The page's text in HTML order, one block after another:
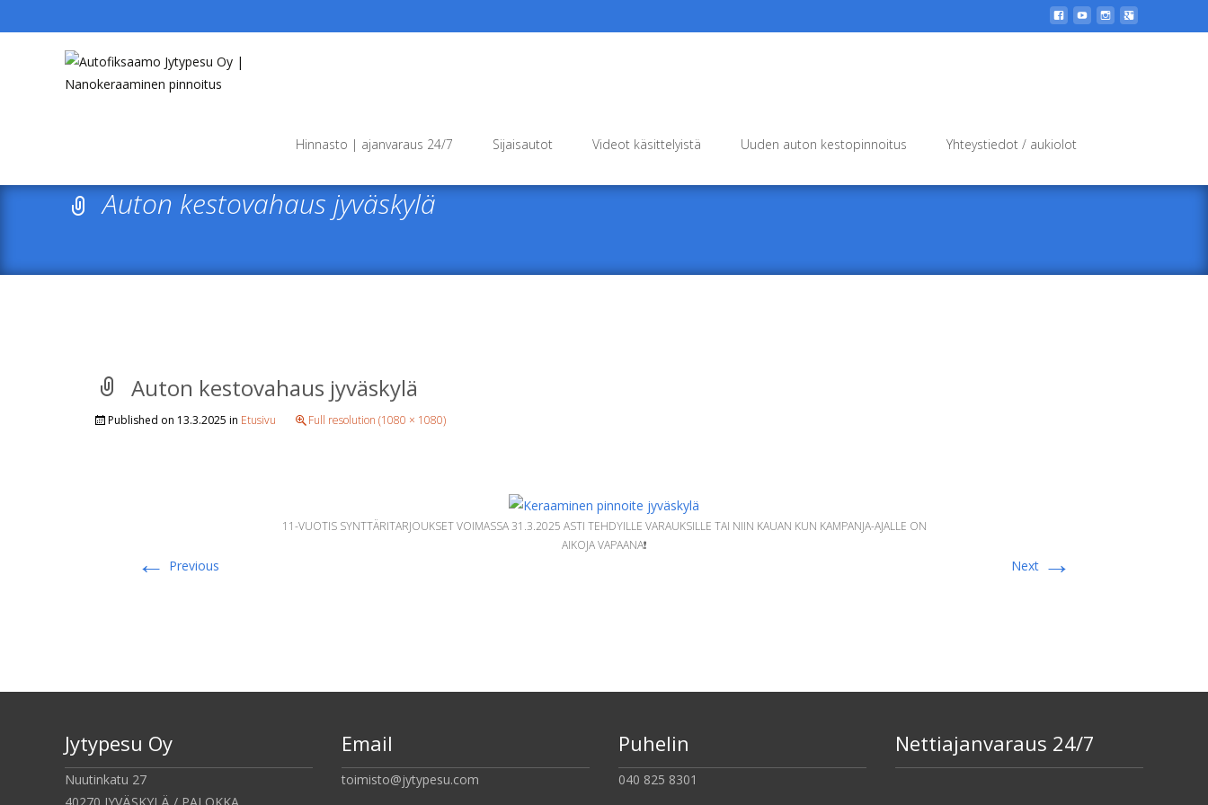
Hinnasto | ajanvaraus 24/7 Sijaisautot Videot käsittelyistä Uuden auton kestopinnoitus Yhteystiedot / aukiolot
Auton kestovahaus jyväskylä
Auton kestovahaus jyväskylä
Published on 13.3.2025 in Etusivu Full resolution (1080 × 1080)
← Previous Next →
11-VUOTIS SYNTTÄRITARJOUKSET VOIMASSA 31.3.2025 ASTI TEHDYILLE VARAUKSILLE TAI NIIN KAUAN KUN KAMPANJA-AJALLE ON
AIKOJA VAPAANA❗️
Jytypesu Oy
Nuutinkatu 27
Email
toimisto@jytypesu.com
Puhelin
040 825 8301
Nettiajanvaraus 24/7